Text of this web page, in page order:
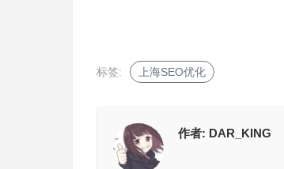
标签: 上海SEO优化
作者: DAR_KING